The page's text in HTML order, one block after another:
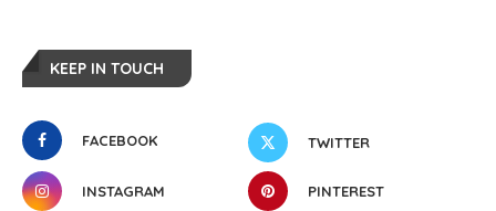
KEEP IN TOUCH
FACEBOOK TWITTER
INSTAGRAM PINTEREST